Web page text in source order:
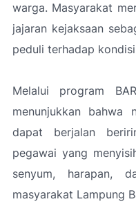
warga. Masyarakat
jajaran kejaksaan
peduli terhadap
Melalui program
menunjukkan bahwa
dapat berjalan
pegawai yang
senyum, harapan,
masyarakat Lampung